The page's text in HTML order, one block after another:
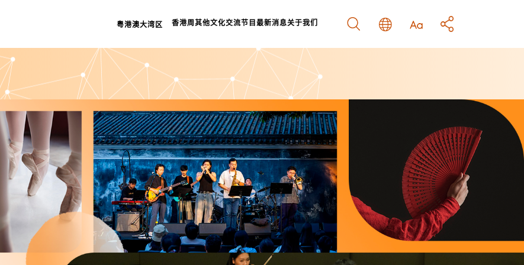
粤港澳大湾区 香港周 其他文化交流节目 最新消息关于我们
档案室
相关连结
网页指南
重要告示
私隐政策